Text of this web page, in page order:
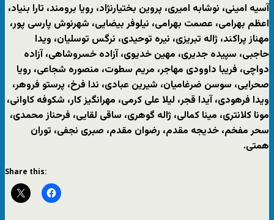
آسیه امینی، نوشابه امیری، پروین بختیارنژاد، رویا برومند، تارا بنیاد،
اعظم بهرامی، عصمت بهرامی، نیلوفر بیضایی، شهرنوش پارسی پور،
مهناز پراکند، ژاله تبریزی، نیره توحیدی، نرگس توسلیان، ویدا
حاجبی، سپیده جدیری، مهین خدیوی، آزاده خسروشاهی، آزاده
دواچی، فریبا داوودی مهاجر، مریم سطوت، منصوره شجاعی، رویا
صحرایی، سوسن ضرغامیان، شیرین عبادی، ندا فرخ، پرستو فروهر،
ویدا فرهودی، آیدا قجر، لیلا علی کرمی، مهرانگیز کار، شکوفه کاوانی،
مونا کلانتری، مینا کمالی، ژاله گوهری، ساقی لقایی، فرحناز محمدی،
سحر مفخم، خدیجه مقدم، رضوان مقدم، صبری نجفی، توران
همتی.
Share this: